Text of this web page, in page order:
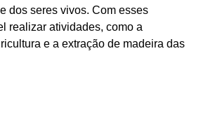
dos seres vivos. Com esses
realizar atividades, como a
e a extração de madeira das